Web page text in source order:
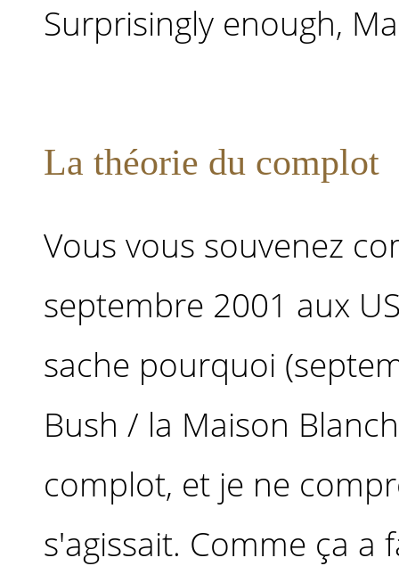
Surprisingly enough,
La théorie du complot
Vous vous souvenez
septembre 2001 aux
sache pourquoi
Bush / la Maison
complot, et je ne
s'agissait. Comme ça a